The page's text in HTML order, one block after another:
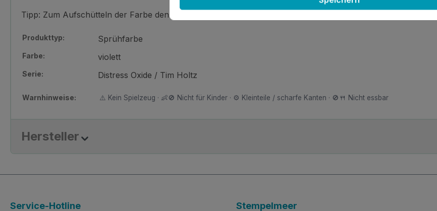
Tipp: Zum Aufschütteln der Farbe den transparenten Deckel abnehmen und den Sprühkopf mit einem
Produkttyp: Sprühfarbe
Farbe: violett
Serie: Distress Oxide / Tim Holtz
Warnhinweise: ⚠️ Kein Spielzeug · 👶🚫 Nicht für Kinder · ⚙️ Kleinteile / scharfe Kanten · 🚫🍴 Nicht essbar
Hersteller
Service-Hotline Stempelmeer